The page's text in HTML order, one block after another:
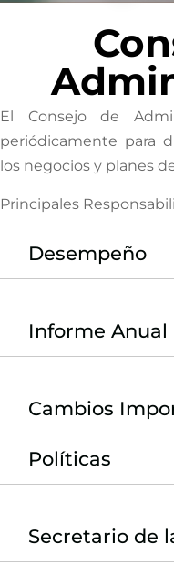
El Consejo de
periódicamente para
los negocios y planes
Principales
Desempeño
Informe Anual
Cambios
Políticas
Secretario de